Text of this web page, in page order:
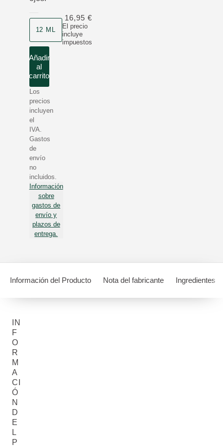
12 ML
El precio
incluye
impuestos
16,95 €
Añadir
al
carrito
Los
precios
incluyen
el
IVA.
Gastos
de
envío
no
incluidos.
Información
sobre
gastos de
envío y
plazos de
entrega.
Información del Producto Nota del fabricante Ingredientes
IN
F
O
R
M
A
CI
Ó
N
D
E
L
P